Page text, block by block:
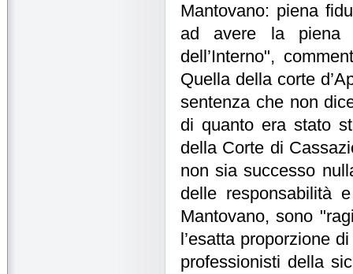
Mantovano: piena
ad avere la piena
dell’Interno",
Quella della corte
sentenza che non
di quanto era stato
della Corte di
non sia successo
delle responsabilità
Mantovano, sono
l’esatta proporzione
professionisti della